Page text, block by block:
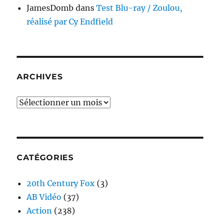
JamesDomb dansTest Blu-ray / Zoulou,
réalisé par Cy Endfield
ARCHIVES
Archives
CATÉGORIES
20th Century Fox (3)
AB Vidéo (37)
Action (238)